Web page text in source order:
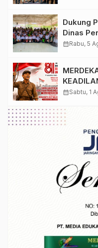
Dukung
Dinas
Ponpes
calendar_monthRabu, 5
calendar_monthSabtu, 1